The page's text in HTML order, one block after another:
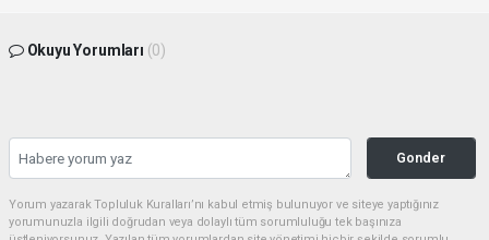
Okuyu Yorumları (0)
Gonder
Yorum yazarak Topluluk Kuralları’nı kabul etmiş bulunuyor ve siteye yaptığınız
yorumunuzla ilgili doğrudan veya dolaylı tüm sorumluluğu tek başınıza